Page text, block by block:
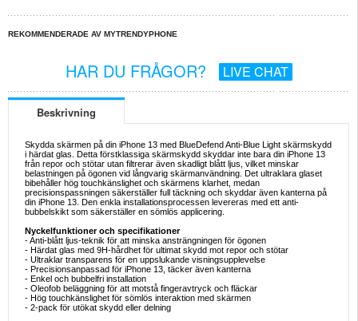
REKOMMENDERADE AV MYTRENDYPHONE
HAR DU FRÅGOR? LIVE CHAT
Beskrivning
Skydda skärmen på din iPhone 13 med BlueDefend Anti-Blue Light skärmskydd
i härdat glas. Detta förstklassiga skärmskydd skyddar inte bara din iPhone 13
från repor och stötar utan filtrerar även skadligt blått ljus, vilket minskar
belastningen på ögonen vid långvarig skärmanvändning. Det ultraklara glaset
bibehåller hög touchkänslighet och skärmens klarhet, medan
precisionspassningen säkerställer full täckning och skyddar även kanterna på
din iPhone 13. Den enkla installationsprocessen levereras med ett anti-
bubbelskikt som säkerställer en sömlös applicering.
Nyckelfunktioner och specifikationer
- Anti-blått ljus-teknik för att minska ansträngningen för ögonen
- Härdat glas med 9H-hårdhet för ultimat skydd mot repor och stötar
- Ultraklar transparens för en uppslukande visningsupplevelse
- Precisionsanpassad för iPhone 13, täcker även kanterna
- Enkel och bubbelfri installation
- Oleofob beläggning för att motstå fingeravtryck och fläckar
- Hög touchkänslighet för sömlös interaktion med skärmen
- 2-pack för utökat skydd eller delning